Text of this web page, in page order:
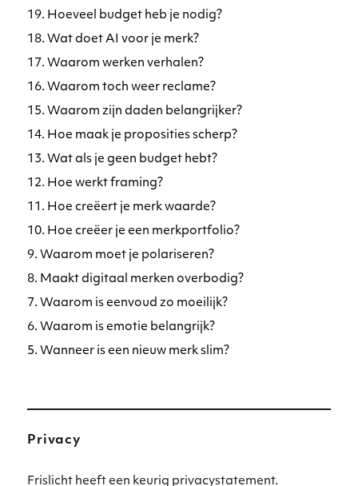
19. Hoeveel budget heb je nodig?
18. Wat doet AI voor je merk?
17. Waarom werken verhalen?
16. Waarom toch weer reclame?
15. Waarom zijn daden belangrijker?
14. Hoe maak je proposities scherp?
13. Wat als je geen budget hebt?
12. Hoe werkt framing?
11. Hoe creëert je merk waarde?
10. Hoe creëer je een merkportfolio?
9. Waarom moet je polariseren?
8. Maakt digitaal merken overbodig?
7. Waarom is eenvoud zo moeilijk?
6. Waarom is emotie belangrijk?
5. Wanneer is een nieuw merk slim?
Privacy
Frislicht heeft een keurig privacystatement.